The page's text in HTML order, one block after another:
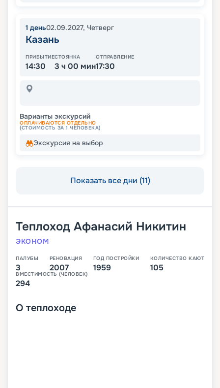
1 день02.09.2027, Четверг
Казань
ПРИБЫТИЕ
14:30
СТОЯНКА
3 ч 00 мин
ОТПРАВЛЕНИЕ
17:30
Варианты экскурсий
ОПЛАЧИВАЮТСЯ ОТДЕЛЬНО
(СТОИМОСТЬ ЗА 1 ЧЕЛОВЕКА)
Экскурсия на выбор
Показать все дни (11)
Теплоход Афанасий Никитин
ЭКОНОМ
ПАЛУБЫ
3
РЕНОВАЦИЯ
2007
ГОД ПОСТРОЙКИ
1959
КОЛИЧЕСТВО КАЮТ
105
ВМЕСТИМОСТЬ (ЧЕЛОВЕК)
294
О теплоходе